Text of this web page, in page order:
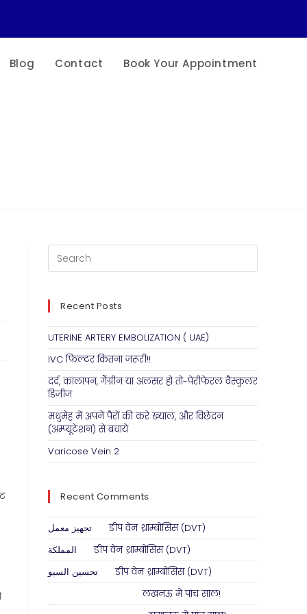
Blog Contact Book Your Appointment
Recent Posts
UTERINE ARTERY EMBOLIZATION ( UAE)
IVC फ़िल्टर कितना जरूरी!!
दर्द, कालापन, गैंग्रीन या अलसर हो तो-पेरीफेरल वैस्कुलर
डिजीज
मधुमेह में अपने पैरों की करे ख्याल, और विछेदन
(अम्प्यूटेशन) से बचाये
Varicose Vein 2
Recent Comments
تجهيز معمل onडीप वेन थ्राम्बोसिस (DVT)
المملكة onडीप वेन थ्राम्बोसिस (DVT)
تحسين السيو onडीप वेन थ्राम्बोसिस (DVT)
onलखनऊ में पांच साल!